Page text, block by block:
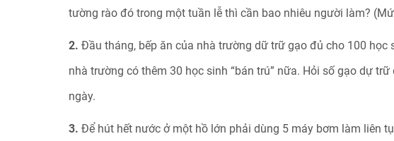
tường rào đó trong một tuần lễ thì cần bao nhiêu người làm?
2. Đầu tháng, bếp ăn của nhà trường dữ trữ gạo đủ cho 100 học
nhà trường có thêm 30 học sinh “bán trú” nữa. Hỏi số gạo dự
ngày.
3. Để hút hết nước ở một hồ lớn phải dùng 5 máy bơm làm liên